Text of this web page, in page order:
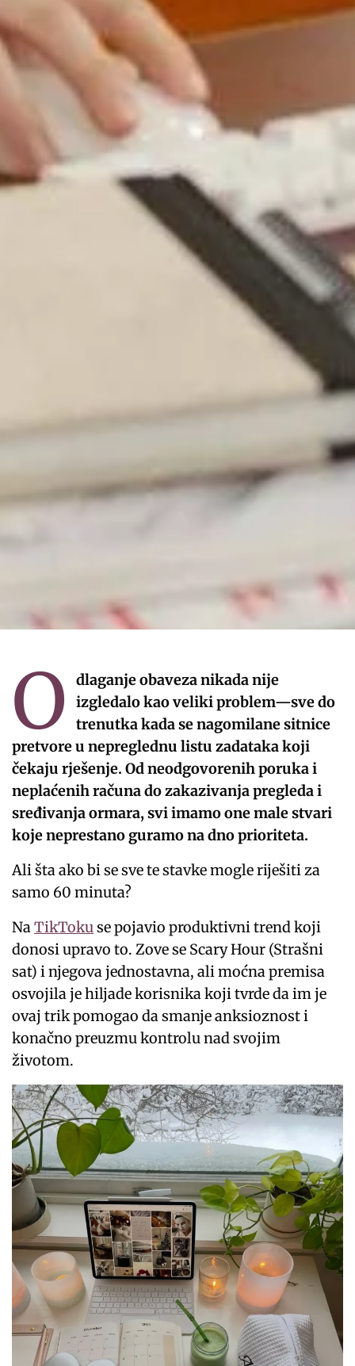
O
dlaganje obaveza nikada nije
izgledalo kao veliki problem—sve do
trenutka kada se nagomilane sitnice
pretvore u nepreglednu listu zadataka koji
čekaju rješenje. Od neodgovorenih poruka i
neplaćenih računa do zakazivanja pregleda i
sređivanja ormara, svi imamo one male stvari
koje neprestano guramo na dno prioriteta.
Ali šta ako bi se sve te stavke mogle riješiti za
samo 60 minuta?
NaTikTokuse pojavio produktivni trend koji
donosi upravo to. Zove se Scary Hour (Strašni
sat) i njegova jednostavna, ali moćna premisa
osvojila je hiljade korisnika koji tvrde da im je
ovaj trik pomogao da smanje anksioznost i
konačno preuzmu kontrolu nad svojim
životom.